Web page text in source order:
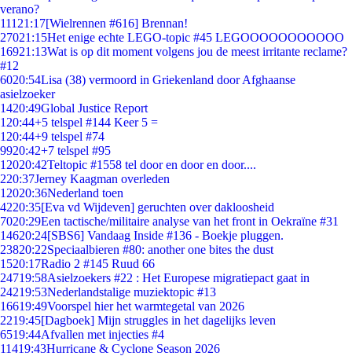
verano?
111 21:17[Wielrennen #616] Brennan!
27021:15Het enige echte LEGO-topic #45 LEGOOOOOOOOOOO
16921:13Wat is op dit moment volgens jou de meest irritante reclame?
#12
6020:54Lisa (38) vermoord in Griekenland door Afghaanse
asielzoeker
1420:49Global Justice Report
1 20:44+5 telspel #144 Keer 5 =
1 20:44+9 telspel #74
9920:42+7 telspel #95
12020:42Teltopic #1558 tel door en door en door....
220:37Jerney Kaagman overleden
12020:36Nederland toen
4220:35[Eva vd Wijdeven] geruchten over dakloosheid
7020:29Een tactische/militaire analyse van het front in Oekraïne #31
14620:24[SBS6] Vandaag Inside #136 - Boekje pluggen.
23820:22Speciaalbieren #80: another one bites the dust
1520:17Radio 2 #145 Ruud 66
24719:58Asielzoekers #22 : Het Europese migratiepact gaat in
24219:53Nederlandstalige muziektopic #13
16619:49Voorspel hier het warmtegetal van 2026
2219:45[Dagboek] Mijn struggles in het dagelijks leven
6519:44Afvallen met injecties #4
11419:43Hurricane & Cyclone Season 2026